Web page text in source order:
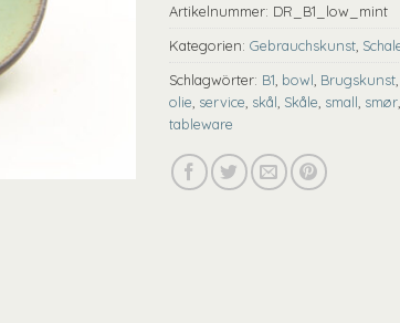
Artikelnummer: DR_B1_low_mint
Kategorien: Gebrauchskunst
Schlagwörter: B1 bowl Brugskunst
olie service skål Skåle small smør
tableware